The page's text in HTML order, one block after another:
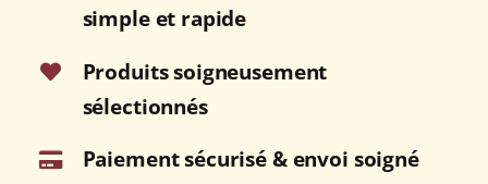
simple et rapide
Produits soigneusement
sélectionnés
Paiement sécurisé & envoi soigné